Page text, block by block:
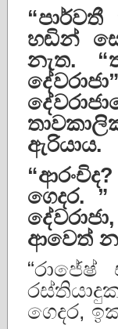
“පාර්වතී
හඬින්
නැත. “
දේවරාජා
ඇරියාය.
“ආරංචිද?
ගෙදර. ”
දේවරාජා,
ආවෙත්
ගෙදර,